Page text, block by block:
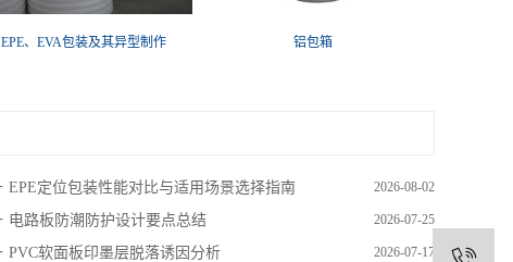
EPE、EVA包装及其异型制作 铝包箱
EPE定位包装性能对比与适用场景选择指南 2026-08-02
电路板防潮防护设计要点总结 2026-07-25
PVC软面板印墨层脱落诱因分析 2026-07-17